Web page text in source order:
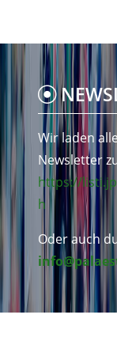
Wir laden
Newsletter
https://
h
Oder auch